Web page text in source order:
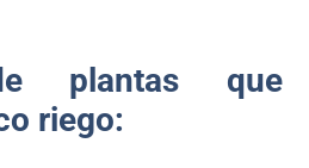
plantas que
riego: